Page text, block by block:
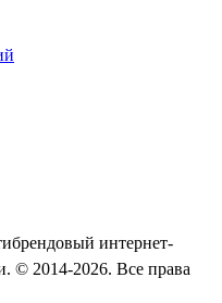
интернет-
© 2014-2026. Все права